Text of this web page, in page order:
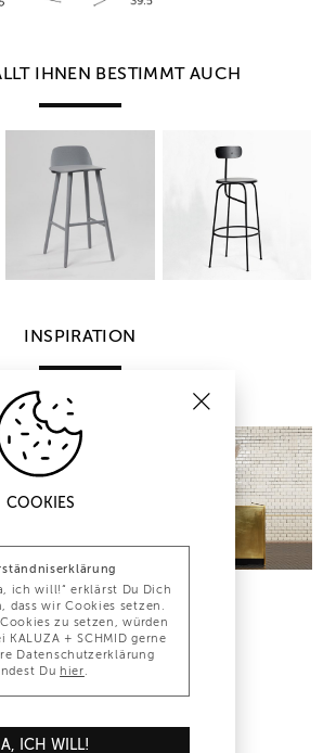
IHNEN BESTIMMT AUCH
INSPIRATION
SCHMID.DE
COOKIES
ich will!“ erklärst Du Dich
dass wir Cookies setzen.
zu setzen, würden
KALUZA + SCHMID gerne
Datenschutzerklärung
Du hier
ICH WILL!